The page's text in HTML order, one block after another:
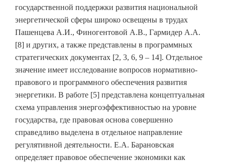
государственной поддержки развития национальной
энергетической сферы широко освещены в трудах
Пашенцева А.И., Финогентовой А.В., Гармидер А.А.
[8] и других, а также представлены в программных
стратегических документах [2, 3, 6, 9 – 14]. Отдельное
значение имеет исследование вопросов нормативно-
правового и программного обеспечения развития
энергетики. В работе [5] представлена концептуальная
схема управления энергоэффективностью на уровне
государства, где правовая основа совершенно
справедливо выделена в отдельное направление
регулятивной деятельности. Е.А. Барановская
определяет правовое обеспечение экономики как